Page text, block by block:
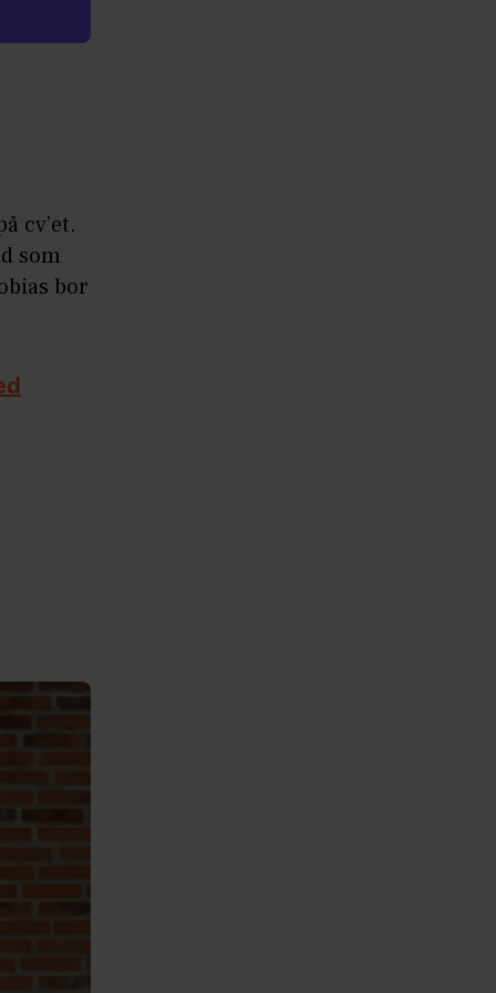
cv’et.
som
bor